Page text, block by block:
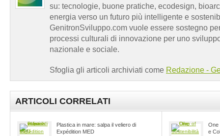
su: tecnologie, buone pratiche, ecodesign,
energia verso un futuro più intelligente e
GenitronSviluppo.com vuole essere sostegno
processi culturali di innovazione per uno
nazionale e sociale.
Sfoglia gli articoli archiviati come Redazione -
ARTICOLI CORRELATI
Plastica in mare: salpa il veliero di
Expédition MED
One
e